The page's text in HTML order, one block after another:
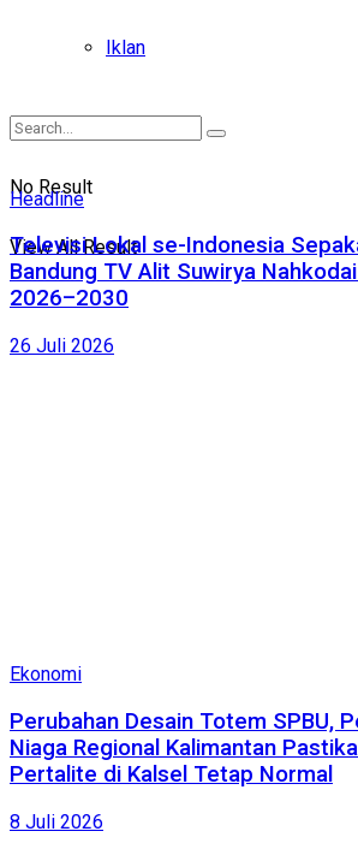
Iklan
No Result
View All Result
Headline
Televisi Lokal se-Indonesia
Bandung TV Alit Suwirya
2026–2030
26 Juli 2026
Ekonomi
Perubahan Desain Totem SPBU,
Niaga Regional Kalimantan
Pertalite di Kalsel Tetap Normal
8 Juli 2026